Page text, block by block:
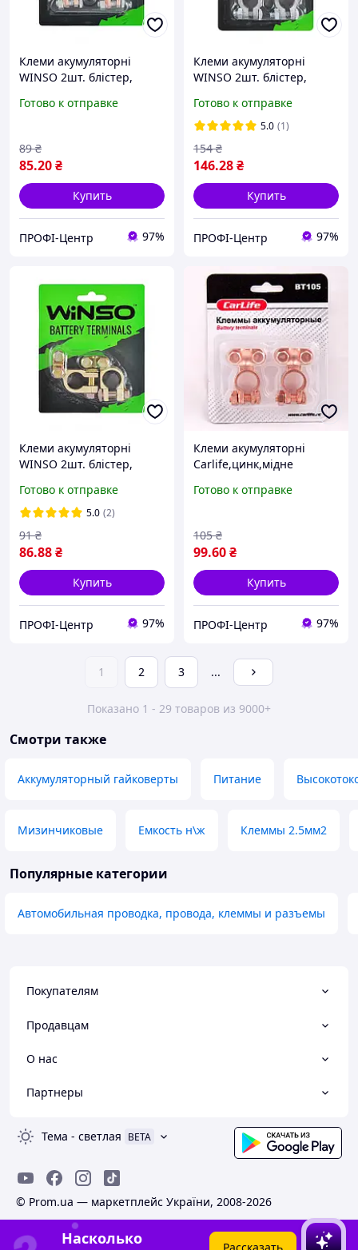
Клеми акумуляторні
WINSO 2шт. блістер,
вага 95 грам (200шт/ящ)
Готово к отправке
85.20₴
89 ₴
Купить
ПРОФІ-Центр 97%
Клеми акумуляторні
WINSO 2шт. блістер,
(120шт/ящ)
Готово к отправке
5.0 (1)
146.28₴
154 ₴
Купить
ПРОФІ-Центр 97%
Клеми акумуляторні
WINSO 2шт. блістер,
вага 90 грам (200шт/ящ)
Готово к отправке
5.0 (2)
86.88₴
91 ₴
Купить
ПРОФІ-Центр 97%
Клеми акумуляторні
Carlife,цинк,мідне
Готово к отправке
99.60₴
105 ₴
Купить
ПРОФІ-Центр 97%
1 2 3 ...
Показано 1 - 29 товаров из 9000+
Смотри также
Аккумуляторный гайковерты Питание
Мизинчиковые Емкость н\ж Клеммы 2.5мм2
Популярные категории
Автомобильная проводка, провода, клеммы и разъемы
Покупателям
Продавцам
О нас
Партнеры
Тема - светлая BETA
© Prom.ua — маркетплейс України, 2008-2026
Насколько